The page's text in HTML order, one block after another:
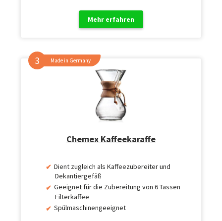
Mehr erfahren
Made in Germany
Chemex Kaffeekaraffe
Dient zugleich als Kaffeezubereiter und
Dekantiergefäß
Geeignet für die Zubereitung von 6 Tassen
Filterkaffee
Spülmaschinengeeignet